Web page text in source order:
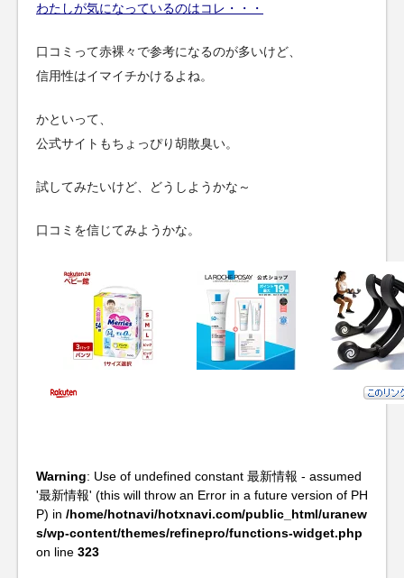
わたしが気になっているのはコレ・・・
口コミって赤裸々で参考になるのが多いけど、
信用性はイマイチかけるよね。
かといって、
公式サイトもちょっぴり胡散臭い。
試してみたいけど、どうしようかな～
口コミを信じてみようかな。
Warning: Use of undefined constant 最新情報 - assumed
'最新情報' (this will throw an Error in a future version of PH
P) in /home/hotnavi/hotxnavi.com/public_html/uranew
s/wp-content/themes/refinepro/functions-widget.php
on line 323